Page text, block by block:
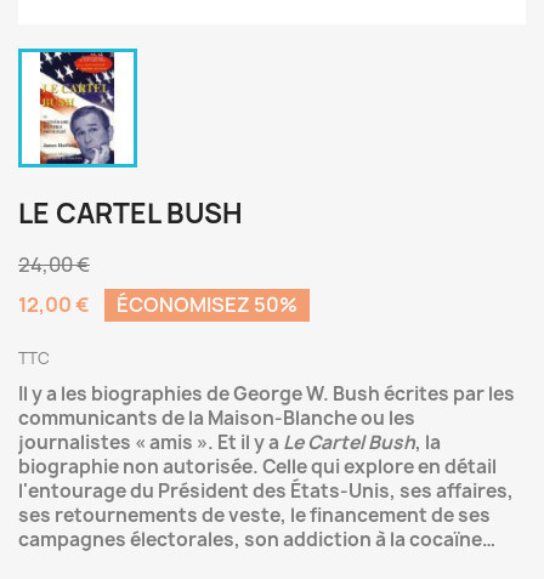
LE CARTEL BUSH
24,00 €
12,00 €
ÉCONOMISEZ 50%
TTC
Il y a les biographies de George W. Bush écrites par les
communicants de la Maison-Blanche ou les
journalistes « amis ». Et il y a Le Cartel Bush, la
biographie non autorisée. Celle qui explore en détail
l'entourage du Président des États-Unis, ses affaires,
ses retournements de veste, le financement de ses
campagnes électorales, son addiction à la cocaïne…